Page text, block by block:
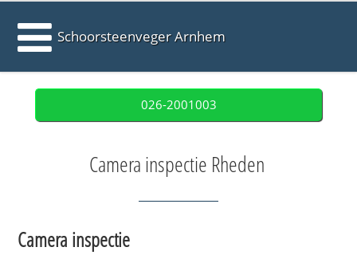
Schoorsteenveger Arnhem
026-2001003
Camera inspectie Rheden
Camera inspectie